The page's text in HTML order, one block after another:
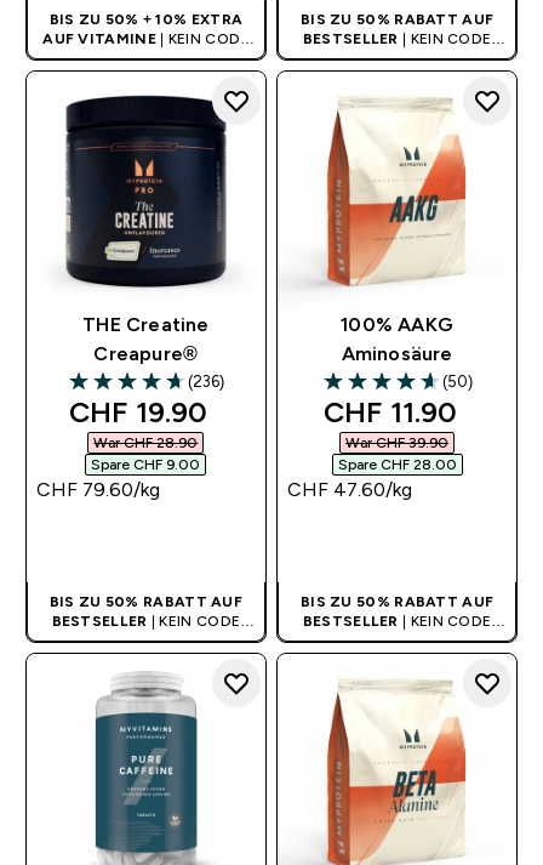
BIS ZU 50% + 10% EXTRA
AUF VITAMINE | KEIN CODE
BENÖTIGT
BIS ZU 50% RABATT AUF
BESTSELLER | KEIN CODE
BENÖTIGT
THE Creatine
Creapure®
4.69 out of 5 stars
(236)
discounted price
CHF 19.90‎
War CHF 28.90‎
Spare CHF 9.00‎
CHF 79.60‎/kg
BIS ZU 50% RABATT AUF
BESTSELLER
| KEIN CODE
BENÖTIGT
100% AAKG
Aminosäure
4.64 out of 5 stars
(50)
discounted
CHF 11.90‎
War CHF 39.90‎
Spare CHF 28.00‎
CHF 47.60‎/kg
BIS ZU 50% RABATT AUF
BESTSELLER
| KEIN CODE
BENÖTIGT